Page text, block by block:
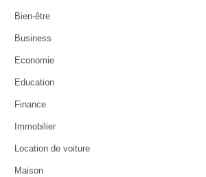
Bien-être
Business
Economie
Education
Finance
Immobilier
Location de voiture
Maison